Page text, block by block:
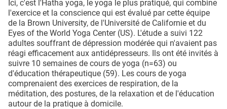
Ici, c'est l'Hatha yoga, le yoga le plus pratiqué, qui combine
l'exercice et la conscience qui est évalué par cette équipe
de la Brown University, de l'Université de Californie et du
Eyes of the World Yoga Center (US). L'étude a suivi 122
adultes souffrant de dépression modérée qui n'avaient pas
réagi efficacement aux antidépresseurs. Ils ont été invités à
suivre 10 semaines de cours de yoga (n=63) ou
d'éducation thérapeutique (59). Les cours de yoga
comprenaient des exercices de respiration, de la
méditation, des postures, de la relaxation et de l'éducation
autour de la pratique à domicile.